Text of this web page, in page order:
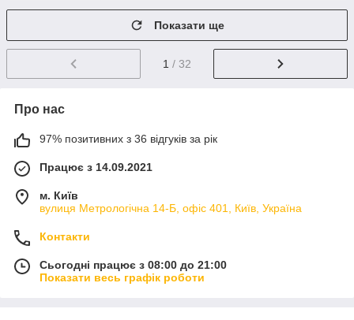
Показати ще
1 / 32
Про нас
97% позитивних з 36 відгуків за рік
Працює з 14.09.2021
м. Київ
вулиця Метрологічна 14-Б, офіс 401, Київ, Україна
Контакти
Сьогодні працює з 08:00 до 21:00
Показати весь графік роботи